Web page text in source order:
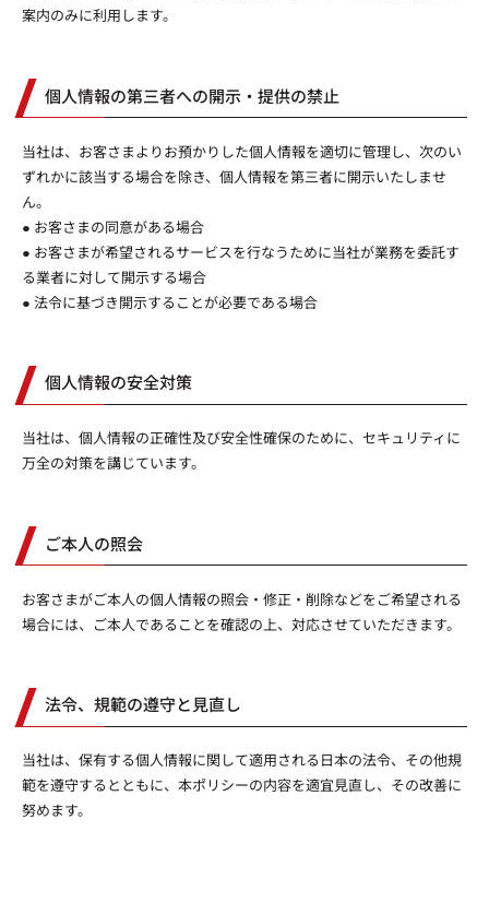
案内のみに利用します。
個人情報の第三者への開示・提供の禁止
当社は、お客さまよりお預かりした個人情報を適切に管理し、次のい
ずれかに該当する場合を除き、個人情報を第三者に開示いたしませ
ん。
● お客さまの同意がある場合
● お客さまが希望されるサービスを行なうために当社が業務を委託す
る業者に対して開示する場合
● 法令に基づき開示することが必要である場合
個人情報の安全対策
当社は、個人情報の正確性及び安全性確保のために、セキュリティに
万全の対策を講じています。
ご本人の照会
お客さまがご本人の個人情報の照会・修正・削除などをご希望される
場合には、ご本人であることを確認の上、対応させていただきます。
法令、規範の遵守と見直し
当社は、保有する個人情報に関して適用される日本の法令、その他規
範を遵守するとともに、本ポリシーの内容を適宜見直し、その改善に
努めます。